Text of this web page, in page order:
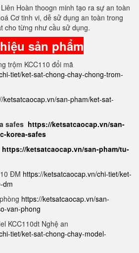
Hoàn thoogn minh tạo ra sự an toàn
Cơ tinh vi, dễ sử dụng an toàn trong
cho từng như cầu sử dụng.
sản phẩm
trộm KCC110 đổi mã
tiet/ket-sat-chong-chay-chong-trom-
ketsatcaocap.vn/san-pham/ket-sat-
safes https://ketsatcaocap.vn/san-
korea-safes
https://ketsatcaocap.vn/san-pham/tu-
ĐM https://ketsatcaocap.vn/chi-tiet/ket-
dm
https://ketsatcaocap.vn/san-
van-phong
KCC110dt Nghệ an
tiet/ket-sat-chong-chay-model-